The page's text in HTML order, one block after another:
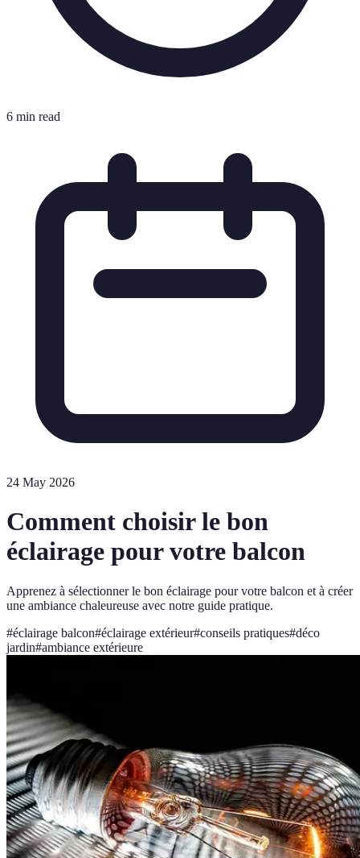
6 min read
24 May 2026
Comment choisir le bon
éclairage pour votre balcon
Apprenez à sélectionner le bon éclairage pour votre balcon et à créer
une ambiance chaleureuse avec notre guide pratique.
#éclairage balcon#éclairage extérieur#conseils pratiques#déco
jardin#ambiance extérieure